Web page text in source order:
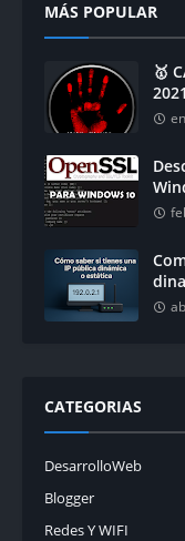
MÁS POPULAR
🥇
2021
CATEGORIAS
DesarrolloWeb
Blogger
Redes Y WIFI